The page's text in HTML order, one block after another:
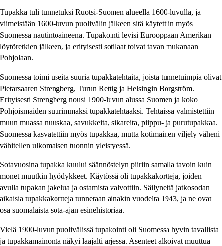
Tupakka tuli tunnetuksi Ruotsi-Suomen alueella 1600-luvulla, ja
viimeistään 1600-luvun puolivälin jälkeen sitä käytettiin myös
Suomessa nautintoaineena. Tupakointi levisi Eurooppaan Amerikan
löytöretkien jälkeen, ja erityisesti sotilaat toivat tavan mukanaan
Pohjolaan.
Suomessa toimi useita suuria tupakkatehtaita, joista tunnetuimpia olivat
Pietarsaaren Strengberg, Turun Rettig ja Helsingin Borgström.
Erityisesti Strengberg nousi 1900-luvun alussa Suomen ja koko
Pohjoismaiden suurimmaksi tupakkatehtaaksi. Tehtaissa valmistettiin
muun muassa nuuskaa, savukkeita, sikareita, piippu- ja purutupakkaa.
Suomessa kasvatettiin myös tupakkaa, mutta kotimainen viljely väheni
vähitellen ulkomaisen tuonnin yleistyessä.
Sotavuosina tupakka kuului säännöstelyn piiriin samalla tavoin kuin
monet muutkin hyödykkeet. Käytössä oli tupakkakortteja, joiden
avulla tupakan jakelua ja ostamista valvottiin. Säilyneitä jatkosodan
aikaisia tupakkakortteja tunnetaan ainakin vuodelta 1943, ja ne ovat
osa suomalaista sota-ajan esinehistoriaa.
Vielä 1900-luvun puolivälissä tupakointi oli Suomessa hyvin tavallista
ja tupakkamainonta näkyi laajalti arjessa. Asenteet alkoivat muuttua